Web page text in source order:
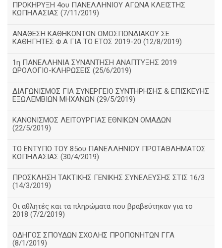
ΠΡΟΚΗΡΥΞΗ 4ου ΠΑΝΕΛΛΗΝΙΟΥ ΑΓΩΝΑ ΚΛΕΙΣΤΗΣ
ΚΩΠΗΛΑΣΙΑΣ (7/11/2019)
ΑΝΑΘΕΣΗ ΚΑΘΗΚΟΝΤΩΝ ΟΜΟΣΠΟΝΔΙΑΚΟΥ ΣΕ
ΚΑΘΗΓΗΤΕΣ Φ.Α ΓΙΑ ΤΟ ΕΤΟΣ 2019-20 (12/8/2019)
1η ΠΑΝΕΛΛΗΝΙΑ ΣΥΝΑΝΤΗΣΗ ΑΝΑΠΤΥΞΗΣ 2019
ΩΡΟΛΟΓΙΟ-ΚΛΗΡΩΣΕΙΣ (25/6/2019)
ΔΙΑΓΩΝΙΣΜΟΣ ΓΙΑ ΣΥΝΕΡΓΕΙΟ ΣΥΝΤΗΡΗΣΗΣ & ΕΠΙΣΚΕΥΗΣ
ΕΞΩΛΕΜΒΙΩΝ ΜΗΧΑΝΩΝ (29/5/2019)
ΚΑΝΟΝΙΣΜΟΣ ΛΕΙΤΟΥΡΓΙΑΣ ΕΘΝΙΚΩΝ ΟΜΑΔΩΝ
(22/5/2019)
ΤΟ ΕΝΤΥΠΟ ΤΟΥ 85ου ΠΑΝΕΛΛΗΝΙΟΥ ΠΡΩΤΑΘΛΗΜΑΤΟΣ
ΚΩΠΗΛΑΣΙΑΣ (30/4/2019)
ΠΡΟΣΚΛΗΣΗ ΤΑΚΤΙΚΗΣ ΓΕΝΙΚΗΣ ΣΥΝΕΛΕΥΣΗΣ ΣΤΙΣ 16/3
(14/3/2019)
Οι αθλητές και τα πληρώματα που βραβεύτηκαν για το
2018 (7/2/2019)
ΟΔΗΓΟΣ ΣΠΟΥΔΩΝ ΣΧΟΛΗΣ ΠΡΟΠΟΝΗΤΩΝ ΓΓΑ
(8/1/2019)